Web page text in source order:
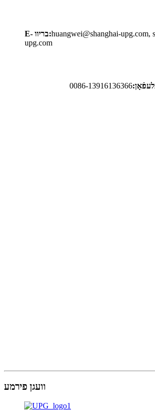
E- בריוו:huangwei@shanghai-upg.com,
upg.com
0086-13916136366
וועגן פירמע